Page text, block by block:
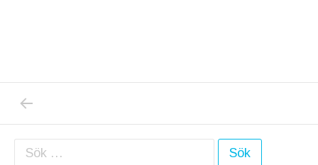
Inläggsnavigering
Sök efter: